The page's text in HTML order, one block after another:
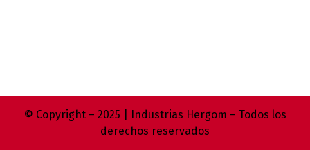
© Copyright – 2025 | Industrias Hergom – Todos los
derechos reservados